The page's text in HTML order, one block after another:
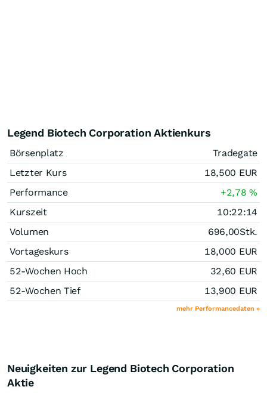
Legend Biotech Corporation Aktienkurs
Börsenplatz
Tradegate
Letzter Kurs
18,500 EUR
Performance
+2,78%
Kurszeit
10:22:14
Volumen
696,00Stk.
Vortageskurs
18,000 EUR
52-Wochen Hoch
32,60 EUR
52-Wochen Tief
13,900 EUR
mehr Performancedaten »
Neuigkeiten zur Legend Biotech Corporation
Aktie